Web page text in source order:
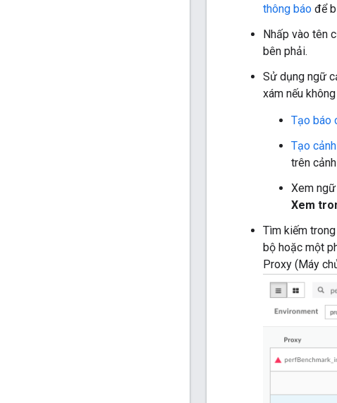
thông báo để
Nhấp vào tên
bên phải.
Sử dụng ngữ
xám nếu
Tạo báo
Tạo
trên
Xem
Xem
Tìm kiếm
bộ hoặc một
Proxy (Máy